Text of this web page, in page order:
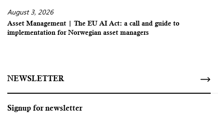
August 3, 2026
Asset Management | The EU AI Act: a call and guide to
implementation for Norwegian asset managers
NEWSLETTER
Signup for newsletter